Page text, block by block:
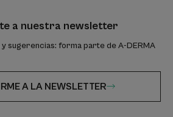
a nuestra newsletter
sugerencias: forma parte de A-DERMA
A LA NEWSLETTER